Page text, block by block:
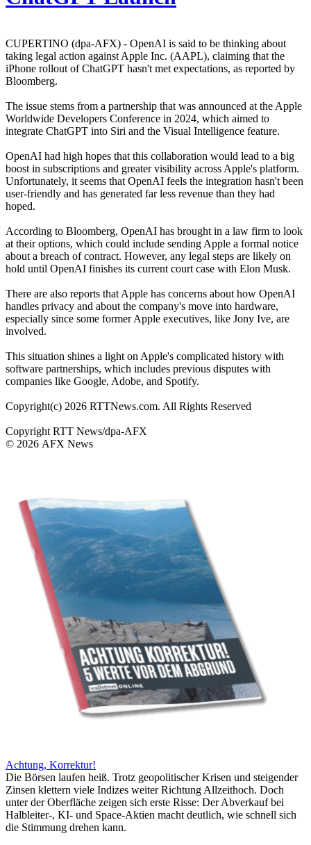
CUPERTINO (dpa-AFX) - OpenAI is said to be thinking about
taking legal action against Apple Inc. (AAPL), claiming that the
iPhone rollout of ChatGPT hasn't met expectations, as reported by
Bloomberg.
The issue stems from a partnership that was announced at the Apple
Worldwide Developers Conference in 2024, which aimed to
integrate ChatGPT into Siri and the Visual Intelligence feature.
OpenAI had high hopes that this collaboration would lead to a big
boost in subscriptions and greater visibility across Apple's platform.
Unfortunately, it seems that OpenAI feels the integration hasn't been
user-friendly and has generated far less revenue than they had
hoped.
According to Bloomberg, OpenAI has brought in a law firm to look
at their options, which could include sending Apple a formal notice
about a breach of contract. However, any legal steps are likely on
hold until OpenAI finishes its current court case with Elon Musk.
There are also reports that Apple has concerns about how OpenAI
handles privacy and about the company's move into hardware,
especially since some former Apple executives, like Jony Ive, are
involved.
This situation shines a light on Apple's complicated history with
software partnerships, which includes previous disputes with
companies like Google, Adobe, and Spotify.
Copyright(c) 2026 RTTNews.com. All Rights Reserved
Copyright RTT News/dpa-AFX
© 2026 AFX News
Achtung, Korrektur!
Die Börsen laufen heiß. Trotz geopolitischer Krisen und steigender
Zinsen klettern viele Indizes weiter Richtung Allzeithoch. Doch
unter der Oberfläche zeigen sich erste Risse: Der Abverkauf bei
Halbleiter-, KI- und Space-Aktien macht deutlich, wie schnell sich
die Stimmung drehen kann.